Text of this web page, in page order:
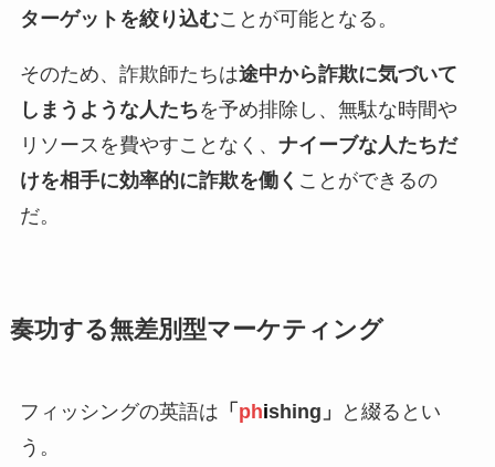
ターゲットを絞り込むことが可能となる。
そのため、詐欺師たちは途中から詐欺に気づいて
しまうような人たちを予め排除し、無駄な時間や
リソースを費やすことなく、 ナイーブな人たちだ
けを相手に効率的に詐欺を働く ことができるの
だ。
奏功する無差別型マーケティング
フィッシングの英語は 「 phishing」
と綴るとい
う。